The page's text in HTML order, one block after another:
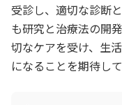
受診し、適切な診断
も研究と治療法の開
切なケアを受け、生
になることを期待して